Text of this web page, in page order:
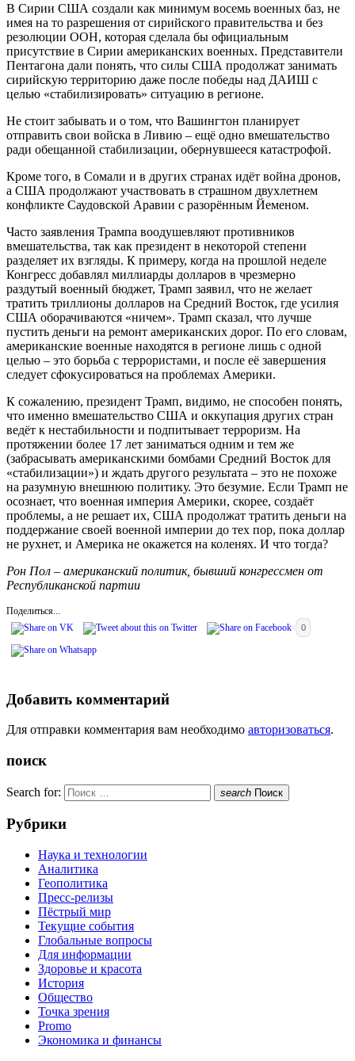
В Сирии США создали как минимум восемь военных баз, не
имея на то разрешения от сирийского правительства и без
резолюции ООН, которая сделала бы официальным
присутствие в Сирии американских военных. Представители
Пентагона дали понять, что силы США продолжат занимать
сирийскую территорию даже после победы над ДАИШ с
целью «стабилизировать» ситуацию в регионе.
Не стоит забывать и о том, что Вашингтон планирует
отправить свои войска в Ливию – ещё одно вмешательство
ради обещанной стабилизации, обернувшееся катастрофой.
Кроме того, в Сомали и в других странах идёт война дронов,
а США продолжают участвовать в страшном двухлетнем
конфликте Саудовской Аравии с разорённым Йеменом.
Часто заявления Трампа воодушевляют противников
вмешательства, так как президент в некоторой степени
разделяет их взгляды. К примеру, когда на прошлой неделе
Конгресс добавлял миллиарды долларов в чрезмерно
раздутый военный бюджет, Трамп заявил, что не желает
тратить триллионы долларов на Средний Восток, где усилия
США оборачиваются «ничем». Трамп сказал, что лучше
пустить деньги на ремонт американских дорог. По его словам,
американские военные находятся в регионе лишь с одной
целью – это борьба с террористами, и после её завершения
следует сфокусироваться на проблемах Америки.
К сожалению, президент Трамп, видимо, не способен понять,
что именно вмешательство США и оккупация других стран
ведёт к нестабильности и подпитывает терроризм. На
протяжении более 17 лет заниматься одним и тем же
(забрасывать американскими бомбами Средний Восток для
«стабилизации») и ждать другого результата – это не похоже
на разумную внешнюю политику. Это безумие. Если Трамп не
осознает, что военная империя Америки, скорее, создаёт
проблемы, а не решает их, США продолжат тратить деньги на
поддержание своей военной империи до тех пор, пока доллар
не рухнет, и Америка не окажется на коленях. И что тогда?
Рон Пол – американский политик, бывший конгрессмен от
Республиканской партии
Поделиться...
0
Добавить комментарий
Для отправки комментария вам необходимо авторизоваться.
поиск
Search for: search Поиск
Рубрики
Наука и технологии
Аналитика
Геополитика
Пресс-релизы
Пёстрый мир
Текущие события
Глобальные вопросы
Для информации
Здоровье и красота
История
Общество
Точка зрения
Promo
Экономика и финансы